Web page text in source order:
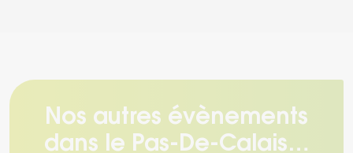
Nos autres évènements
dans le Pas-De-Calais…